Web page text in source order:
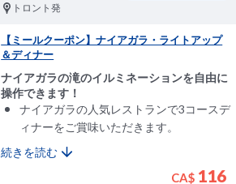
トロント発
【ミールクーポン】ナイアガラ・ライトアップ
＆ディナー
ナイアガラの滝のイルミネーションを自由に
操作できます！
ナイアガラの人気レストランで3コースデ
ィナーをご賞味いただきます。
続きを読む
CA$ 116